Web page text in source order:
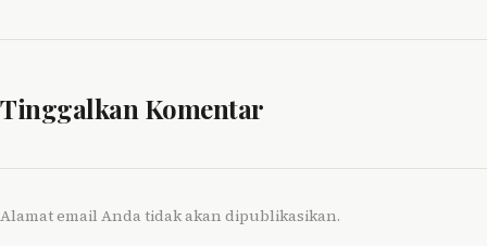
Tinggalkan Komentar
Alamat email Anda tidak akan dipublikasikan.